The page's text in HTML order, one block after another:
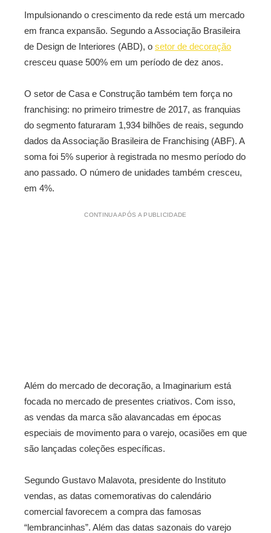
Impulsionando o crescimento da rede está um mercado
em franca expansão. Segundo a Associação Brasileira
de Design de Interiores (ABD), o setor de decoração
cresceu quase 500% em um período de dez anos.
O setor de Casa e Construção também tem força no
franchising: no primeiro trimestre de 2017, as franquias
do segmento faturaram 1,934 bilhões de reais, segundo
dados da Associação Brasileira de Franchising (ABF). A
soma foi 5% superior à registrada no mesmo período do
ano passado. O número de unidades também cresceu,
em 4%.
CONTINUA APÓS A PUBLICIDADE
Além do mercado de decoração, a Imaginarium está
focada no mercado de presentes criativos. Com isso,
as vendas da marca são alavancadas em épocas
especiais de movimento para o varejo, ocasiões em que
são lançadas coleções específicas.
Segundo Gustavo Malavota, presidente do Instituto
vendas, as datas comemorativas do calendário
comercial favorecem a compra das famosas
“lembrancinhas”. Além das datas sazonais do varejo